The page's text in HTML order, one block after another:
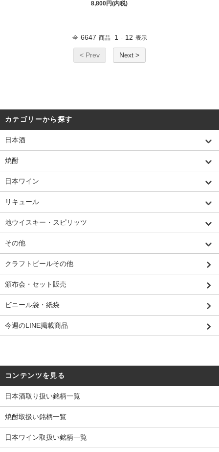
8,800円(内税)
全 6647 商品 1 - 12 表示
< Prev Next >
カテゴリーから探す
日本酒
焼酎
日本ワイン
リキュール
地ウイスキー・スピリッツ
その他
クラフトビールその他
頒布会・セット販売
ビニール袋・紙袋
今週のLINE掲載商品
コンテンツを見る
日本酒取り扱い銘柄一覧
焼酎取扱い銘柄一覧
日本ワイン取扱い銘柄一覧